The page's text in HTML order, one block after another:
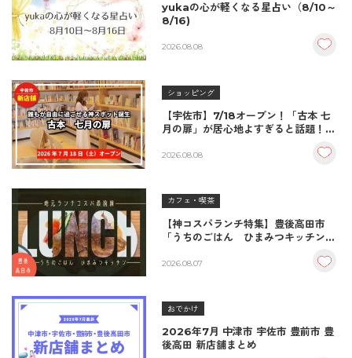
yukaの心が軽くなる星占い（8/10～
8/16)
2026.08.08
ショッピング
【宇佐市】7/18オープン！「古本 七
月の扉」が居心地よすぎると話題！絶
至福の読書空間
2026.08.08
カフェ・喫茶
【神コスパランチ特集】豊後高田市
「うちのごはん ひまみつキッチン」
＆生姜焼き！
2026.08.07
おでかけ
2026年7月 中津市 宇佐市 豊前市 豊
後高田 新店舗まとめ